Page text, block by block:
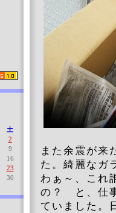
また余震が来
た。綺麗なガ
わぁ～、これ
の？ と、仕
ていました。
土
2
9
16
23
30